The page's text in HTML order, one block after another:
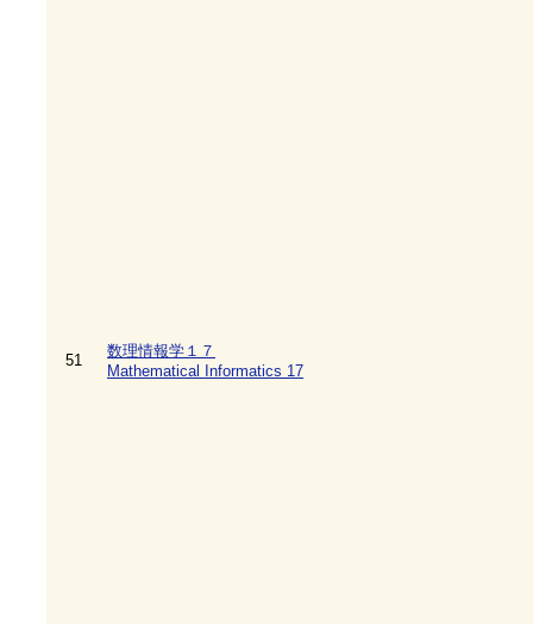
51
数理情報学１７
Mathematical Informatics 17